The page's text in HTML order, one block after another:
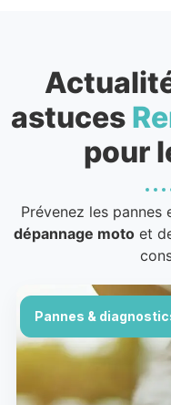
astuces
pour
Prévenez les
dépannage motoet
Pannes &